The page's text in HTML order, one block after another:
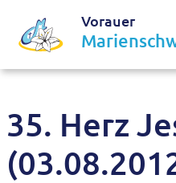
Vorauer
35. Herz